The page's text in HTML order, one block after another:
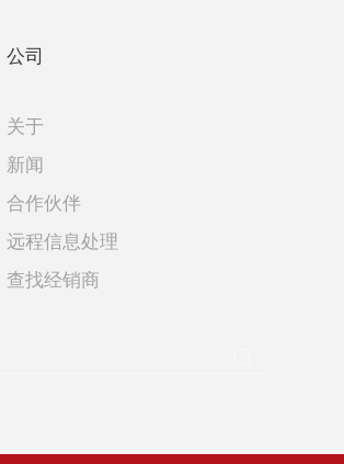
公司
关于
新闻
合作伙伴
远程信息处理
查找经销商